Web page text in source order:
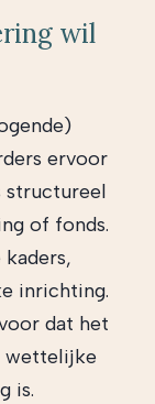
wil
ervoor
structureel
of fonds.
inrichting.
dat het
wettelijke
is.